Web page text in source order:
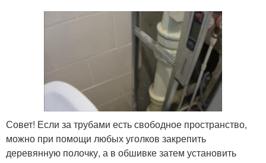
Совет! Если за трубами есть свободное пространство,
можно при помощи любых уголков закрепить
деревянную полочку, а в обшивке затем установить